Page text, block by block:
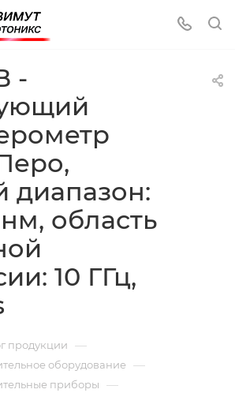
-
диапазон:
область
10 ГГц,
продукции —
оборудование —
приборы —